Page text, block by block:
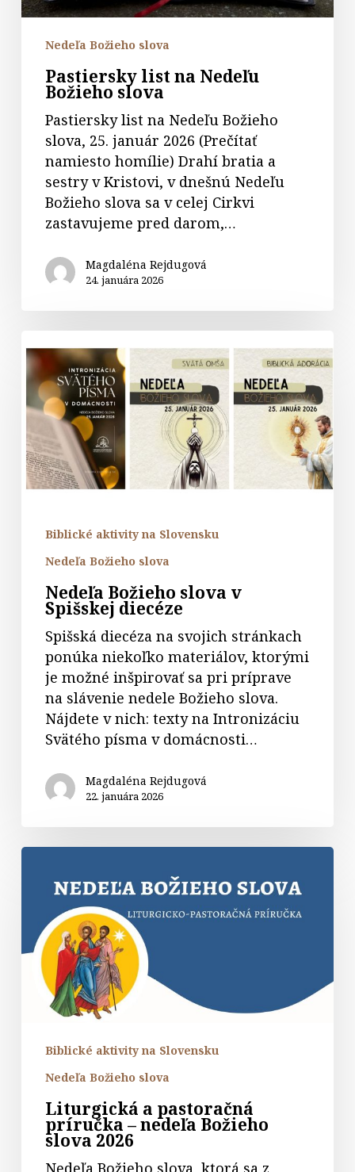
Nedeľa Božieho slova
Pastiersky list na Nedeľu
Božieho slova
Pastiersky list na Nedeľu Božieho
slova, 25. január 2026 (Prečítať
namiesto homílie) Drahí bratia a
sestry v Kristovi, v dnešnú Nedeľu
Božieho slova sa v celej Cirkvi
zastavujeme pred darom,…
Magdaléna Rejdugová
24. januára 2026
Božieho
slova
v
Spišskej
diecéze
Biblické aktivity na Slovensku
Nedeľa Božieho slova
Nedeľa Božieho slova v
Spišskej diecéze
Spišská diecéza na svojich stránkach
ponúka niekoľko materiálov, ktorými
je možné inšpirovať sa pri príprave
na slávenie nedele Božieho slova.
Nájdete v nich: texty na Intronizáciu
Svätého písma v domácnosti…
Magdaléna Rejdugová
22. januára 2026
Liturgická
pastoračná
príručka
nedeľa
Božieho
slova
Biblické aktivity na Slovensku
Nedeľa Božieho slova
Liturgická a pastoračná
príručka – nedeľa Božieho
slova 2026